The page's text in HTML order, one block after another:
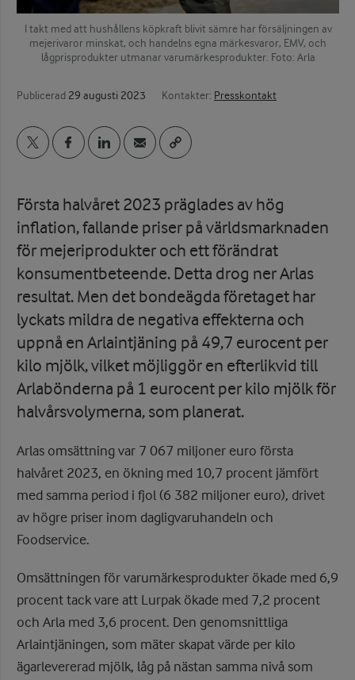
I takt med att hushållens köpkraft blivit sämre har försäljningen av
mejerivaror minskat, och handelns egna märkesvaror, EMV, och
lågprisprodukter utmanar varumärkesprodukter. Foto: Arla
Publicerad 29 augusti 2023 Kontakter: Presskontakt
Första halvåret 2023 präglades av hög
inflation, fallande priser på världsmarknaden
för mejeriprodukter och ett förändrat
konsumentbeteende. Detta drog ner Arlas
resultat. Men det bondeägda företaget har
lyckats mildra de negativa effekterna och
uppnå en Arlaintjäning på 49,7 eurocent per
kilo mjölk, vilket möjliggör en efterlikvid till
Arlabönderna på 1 eurocent per kilo mjölk för
halvårsvolymerna, som planerat.
Arlas omsättning var 7 067 miljoner euro första
halvåret 2023, en ökning med 10,7 procent jämfört
med samma period i fjol (6 382 miljoner euro), drivet
av högre priser inom dagligvaruhandeln och
Foodservice.
Omsättningen för varumärkesprodukter ökade med 6,9
procent tack vare att Lurpak ökade med 7,2 procent
och Arla med 3,6 procent. Den genomsnittliga
Arlaintjäningen, som mäter skapat värde per kilo
ägarlevererad mjölk, låg på nästan samma nivå som